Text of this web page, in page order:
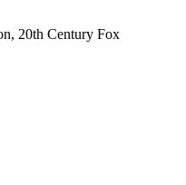
20th Century Fox